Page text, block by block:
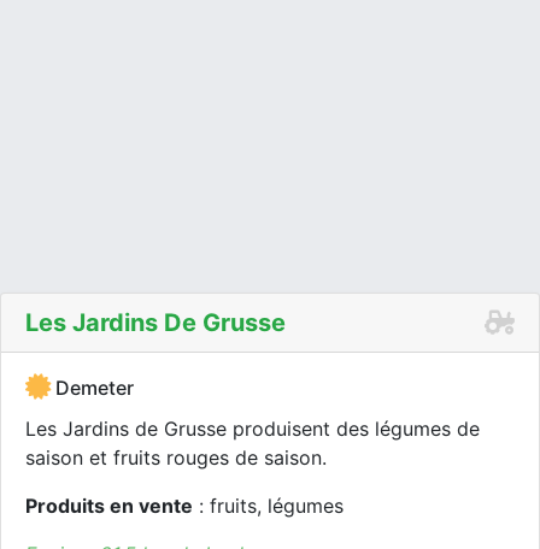
Les Jardins De Grusse
Demeter
Les Jardins de Grusse produisent des légumes de
saison et fruits rouges de saison.
Produits en vente : fruits, légumes